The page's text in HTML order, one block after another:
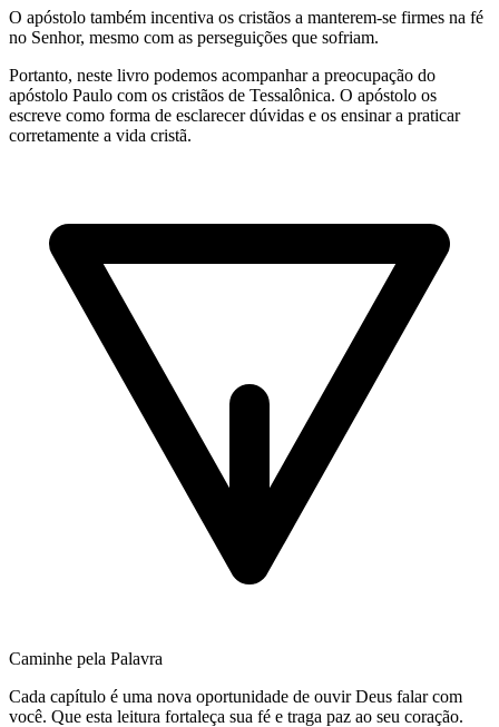
O apóstolo também incentiva os cristãos a manterem-se firmes na fé
no Senhor, mesmo com as perseguições que sofriam.
Portanto, neste livro podemos acompanhar a preocupação do
apóstolo Paulo com os cristãos de Tessalônica. O apóstolo os
escreve como forma de esclarecer dúvidas e os ensinar a praticar
corretamente a vida cristã.
Caminhe pela Palavra
Cada capítulo é uma nova oportunidade de ouvir Deus falar com
você. Que esta leitura fortaleça sua fé e traga paz ao seu coração.